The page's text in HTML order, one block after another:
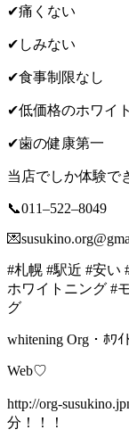
✔︎痛くない
✔︎しみない
✔︎食事制限なし
✔︎低価格のホワイ
✔︎歯の健康第一
当店でしか体験で
📞011–522–8049
#札幌 #駅近 #安い
ホワイトニング #
グ
whitening Org・ﾎﾜｲ
Web♡
http://org-
分！！！